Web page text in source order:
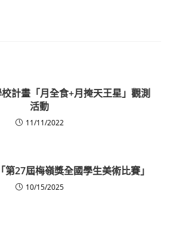
計畫「月全食+月掩天王星」觀測
活動
11/11/2022
第27屆梅嶺獎全國學生美術比賽」
10/15/2025